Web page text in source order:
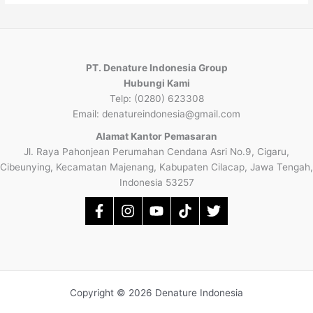
PT. Denature Indonesia Group
Hubungi Kami
Telp: (0280) 623308
Email: denatureindonesia@gmail.com
Alamat Kantor Pemasaran
Jl. Raya Pahonjean Perumahan Cendana Asri No.9, Cigaru,
Cibeunying, Kecamatan Majenang, Kabupaten Cilacap, Jawa Tengah,
Indonesia 53257
Copyright © 2026 Denature Indonesia